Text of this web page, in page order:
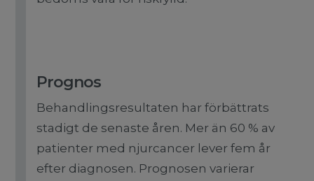
Prognos
Behandlingsresultaten har förbättrats
stadigt de senaste åren. Mer än 60 % av
patienter med njurcancer lever fem år
efter diagnosen. Prognosen varierar